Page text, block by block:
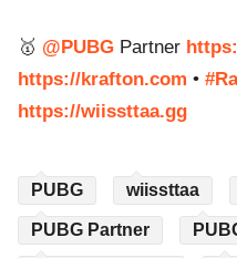
🥇 ‪@PUBG‬ Partner
https://krafton.com •
https://wiissttaa.gg
PUBG wiissttaa
PUBG Partner